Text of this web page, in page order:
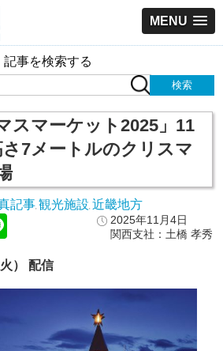
MENU
記事を検索する
スマーケット2025」11
さ7メートルのクリスマ
記事, 観光施設 近畿地方
2025年11月4日
関西支社：土橋 孝秀
） 配信